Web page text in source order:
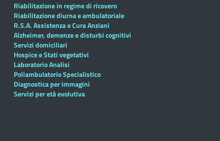
Riabilitazione in regime di ricovero
Riabilitazione diurna e ambulatoriale
R.S.A. Assistenza e Cura Anziani
Alzheimer, demenze e disturbi cognitivi
Servizi domiciliari
Hospice e Stati vegetativi
Laboratorio Analisi
Poliambulatorio Specialistico
Diagnostica per immagini
Servizi per età evolutiva